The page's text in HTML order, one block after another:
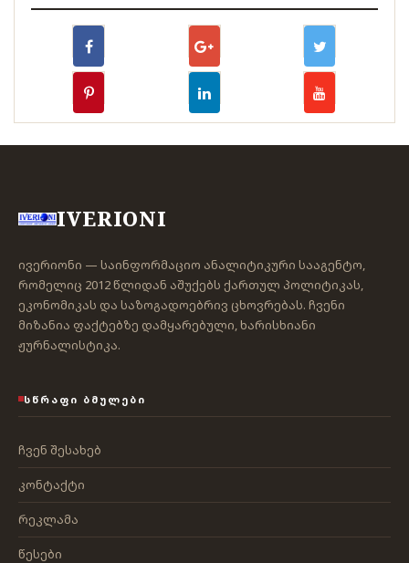
IVERIONI
ივერიონი — საინფორმაციო ანალიტიკური სააგენტო,
რომელიც 2012 წლიდან აშუქებს ქართულ პოლიტიკას,
ეკონომიკას და საზოგადოებრივ ცხოვრებას. ჩვენი
მიზანია ფაქტებზე დამყარებული, ხარისხიანი
ჟურნალისტიკა.
ᲡᲬᲠᲐᲤᲘ ᲑᲛᲣᲚᲔᲑᲘ
ჩვენ შესახებ
კონტაქტი
რეკლამა
წესები